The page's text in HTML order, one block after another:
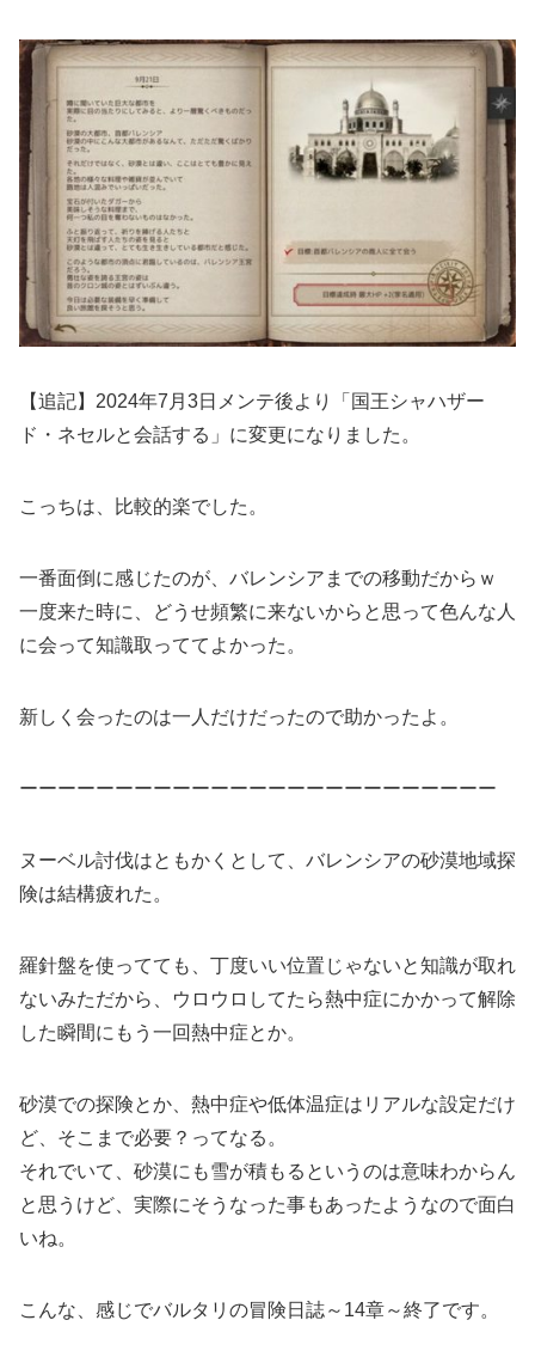
【追記】2024年7月3日メンテ後より「国王シャハザー
ド・ネセルと会話する」に変更になりました。
こっちは、比較的楽でした。
一番面倒に感じたのが、バレンシアまでの移動だからｗ
一度来た時に、どうせ頻繁に来ないからと思って色んな人
に会って知識取っててよかった。
新しく会ったのは一人だけだったので助かったよ。
ーーーーーーーーーーーーーーーーーーーーーーーーー
ヌーベル討伐はともかくとして、バレンシアの砂漠地域探
険は結構疲れた。
羅針盤を使ってても、丁度いい位置じゃないと知識が取れ
ないみただから、ウロウロしてたら熱中症にかかって解除
した瞬間にもう一回熱中症とか。
砂漠での探険とか、熱中症や低体温症はリアルな設定だけ
ど、そこまで必要？ってなる。
それでいて、砂漠にも雪が積もるというのは意味わからん
と思うけど、実際にそうなった事もあったようなので面白
いね。
こんな、感じでバルタリの冒険日誌～14章～終了です。